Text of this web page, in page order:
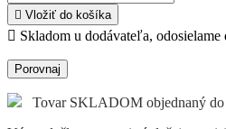
 Vložiť do košíka
 Skladom u dodávateľa, odosielame
Porovnaj
Tovar SKLADOM objednaný do